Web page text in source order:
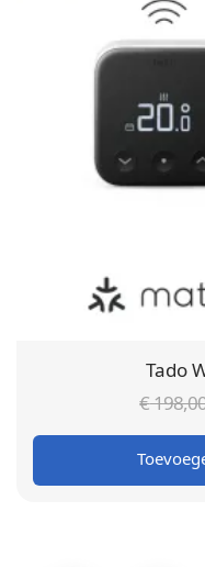
Tado
€